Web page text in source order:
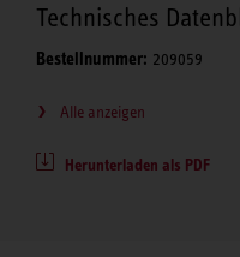
Technisches
Bestellnummer: 209059
Alle anzeigen
Herunterladen als PDF